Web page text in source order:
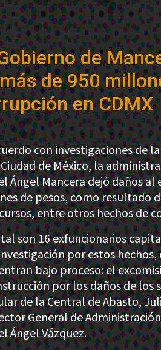
de
de 950
en CDMX
con investigaciones de
de México, la
Ángel Mancera dejó daños al
de pesos, como resultado
entre otros hechos de
son 16 exfuncionarios
por estos
bajo proceso: el
por los daños de los
de la Central de Abasto,
General de
Ángel Vázquez.